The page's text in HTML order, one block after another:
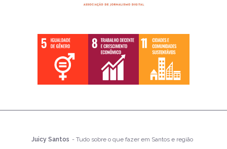
Juicy Santos - Tudo sobre o que fazer em Santos e região